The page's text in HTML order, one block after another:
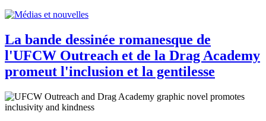
La bande dessinée romanesque de
l'UFCW Outreach et de la Drag Academy
promeut l'inclusion et la gentilesse